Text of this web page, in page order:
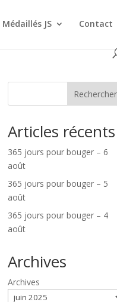
Médaillés JS Contact
Rechercher
Articles récents
365 jours pour bouger – 6
août
365 jours pour bouger – 5
août
365 jours pour bouger – 4
août
Archives
Archives